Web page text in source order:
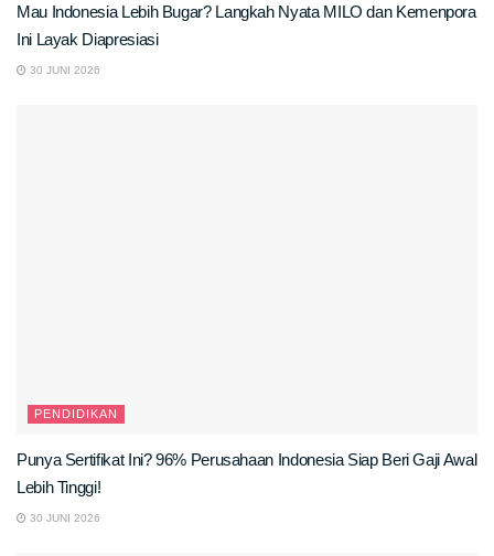
Mau Indonesia Lebih Bugar? Langkah Nyata MILO dan Kemenpora
Ini Layak Diapresiasi
30 JUNI 2026
PENDIDIKAN
Punya Sertifikat Ini? 96% Perusahaan Indonesia Siap Beri Gaji Awal
Lebih Tinggi!
30 JUNI 2026